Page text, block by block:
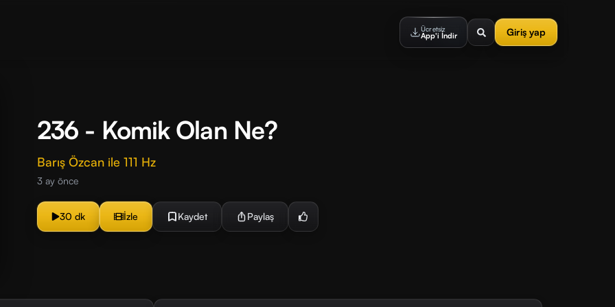
Ücretsiz
App'i İndir Giriş yap
236 - Komik Olan Ne?
Barış Özcan ile 111 Hz
3 ay önce
30 dk İzle Kaydet Paylaş